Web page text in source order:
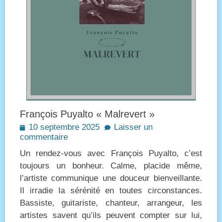
François Puyalto « Malrevert »
Posted
on
10 septembre 2025
Laisser un
commentaire
Un rendez-vous avec François Puyalto, c’est
toujours un bonheur. Calme, placide même,
l’artiste communique une douceur bienveillante.
Il irradie la sérénité en toutes circonstances.
Bassiste, guitariste, chanteur, arrangeur, les
artistes savent qu’ils peuvent compter sur lui,